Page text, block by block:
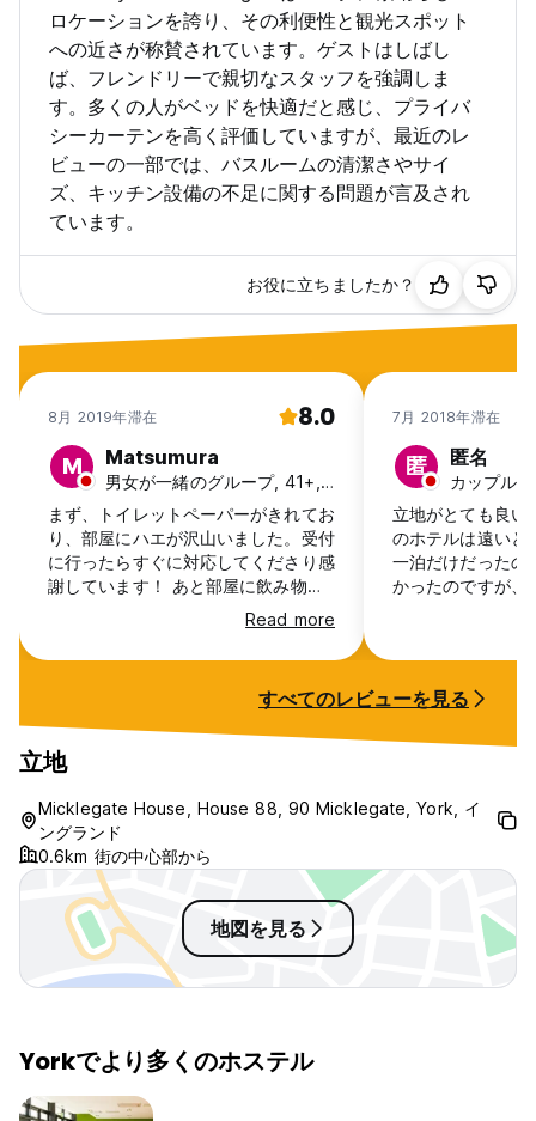
ロケーションを誇り、その利便性と観光スポット
への近さが称賛されています。ゲストはしばし
ば、フレンドリーで親切なスタッフを強調しま
す。多くの人がベッドを快適だと感じ、プライバ
シーカーテンを高く評価していますが、最近のレ
ビューの一部では、バスルームの清潔さやサイ
ズ、キッチン設備の不足に関する問題が言及され
ています。
お役に立ちましたか？
8月 2019年滞在 8.0
M Matsumura
男女が一緒のグループ, 41+, 日本
まず、トイレットペーパーがきれてお
り、部屋にハエが沢山いました。受付
に行ったらすぐに対応してくださり感
謝しています！ あと部屋に飲み物が
用意できるようになっていましたが一
つのコップは洗ってなかったです。清
潔さを求める方にはあまりオススメで
Read more
7月 2018年滞在
匿 匿名
カップル,
立地がとても良い
のホテルは遠いと
一泊だけだったの
かったのですが、
す。お湯はちゃん
非常に良いホステ
すべてのレビューを見る
立地
Micklegate House, House 88, 90 Micklegate, York, イ
ングランド
0.6km 街の中心部から
地図を見る
Yorkでより多くのホステル